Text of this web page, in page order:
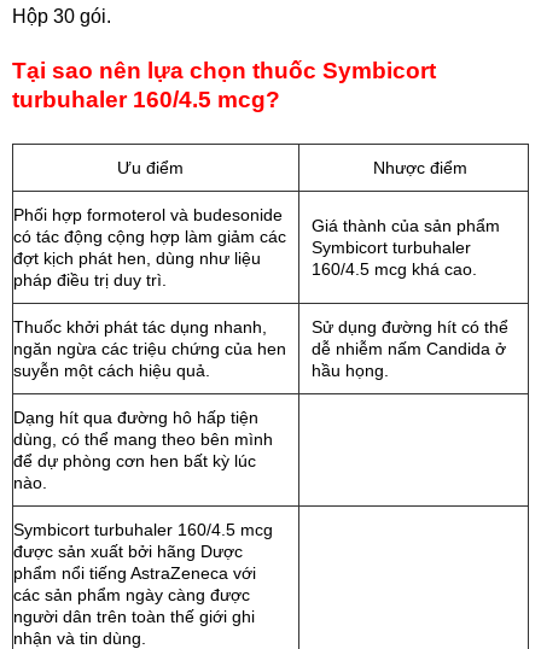
Hộp 30 gói.
Tại sao nên lựa chọn thuốc Symbicort
turbuhaler 160/4.5 mcg?
Ưu điểm Nhược điểm
Phối hợp formoterol và budesonide
có tác động cộng hợp làm giảm các
đợt kịch phát hen, dùng như liệu
pháp điều trị duy trì.
Giá thành của sản phẩm
Symbicort turbuhaler
160/4.5 mcg khá cao.
Thuốc khởi phát tác dụng nhanh,
ngăn ngừa các triệu chứng của hen
suyễn một cách hiệu quả.
Sử dụng đường hít có thể
dễ nhiễm nấm Candida ở
hầu họng.
Dạng hít qua đường hô hấp tiện
dùng, có thể mang theo bên mình
để dự phòng cơn hen bất kỳ lúc
nào.
Symbicort turbuhaler 160/4.5 mcg
được sản xuất bởi hãng Dược
phẩm nổi tiếng AstraZeneca với
các sản phẩm ngày càng được
người dân trên toàn thế giới ghi
nhận và tin dùng.